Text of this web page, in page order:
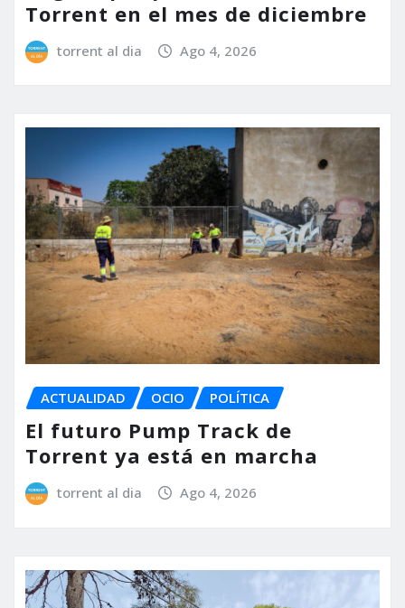
Torrent en el mes de diciembre
torrent al dia Ago 4, 2026
ACTUALIDAD OCIO POLÍTICA
El futuro Pump Track de
Torrent ya está en marcha
torrent al dia Ago 4, 2026